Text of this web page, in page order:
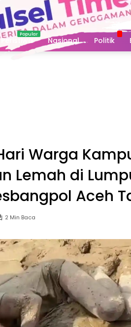
Nasional Politik
Warga
Lemah di
Aceh
2 Min Baca